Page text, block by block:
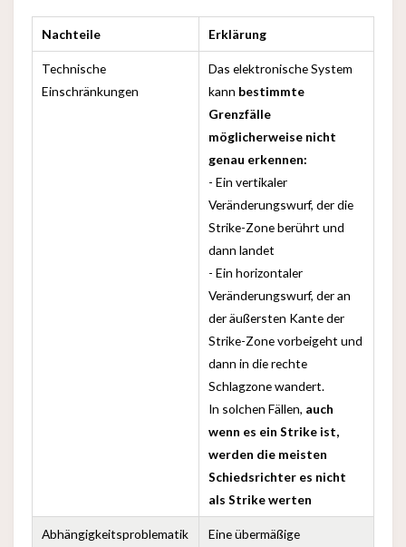
Nachteile Erklärung
Technische
Einschränkungen
Das elektronische System
kann bestimmte
Grenzfälle
möglicherweise nicht
genau erkennen:
- Ein vertikaler
Veränderungswurf, der die
Strike-Zone berührt und
dann landet
- Ein horizontaler
Veränderungswurf, der an
der äußersten Kante der
Strike-Zone vorbeigeht und
dann in die rechte
Schlagzone wandert.
In solchen Fällen, auch
wenn es ein Strike ist,
werden die meisten
Schiedsrichter es nicht
als Strike werten
Abhängigkeitsproblematik
Eine übermäßige